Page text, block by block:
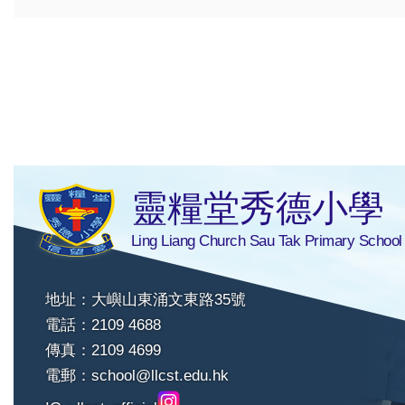
靈糧堂秀德小學
Ling Liang Church Sau Tak Primary School
地址：大嶼山東涌文東路35號
電話：2109 4688
傳真：2109 4699
電郵： school@llcst.edu.hk